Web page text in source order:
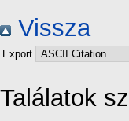
Vissza
Export
Találatok